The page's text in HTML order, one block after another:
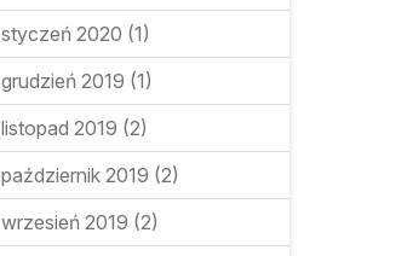
styczeń 2020 (1)
grudzień 2019 (1)
listopad 2019 (2)
październik 2019 (2)
wrzesień 2019 (2)